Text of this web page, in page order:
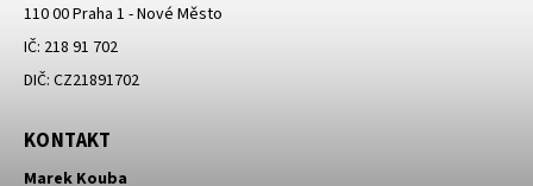
110 00 Praha 1 - Nové Město
IČ: 218 91 702
DIČ: CZ21891702
KONTAKT
Marek Kouba